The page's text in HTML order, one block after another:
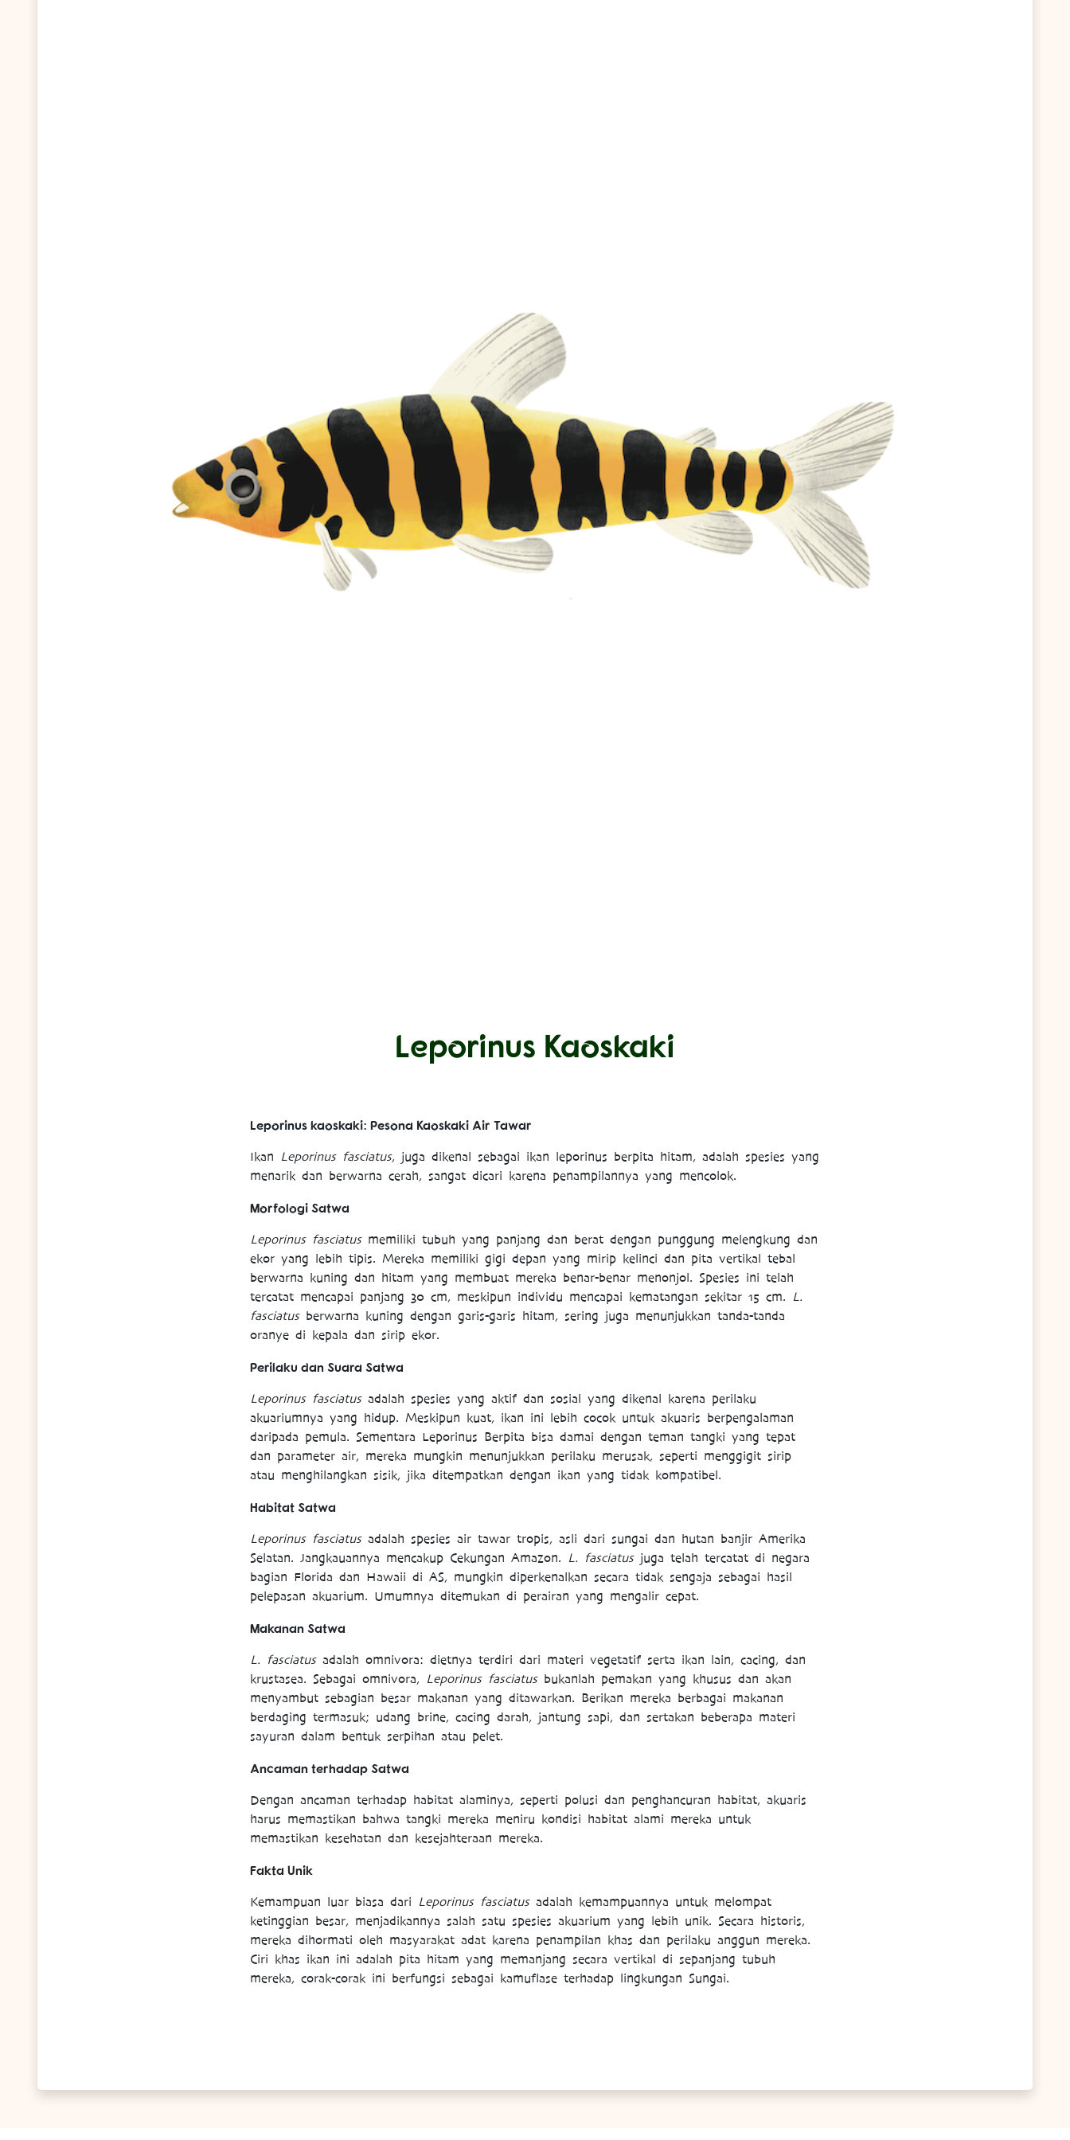
Leporinus Kaoskaki
Leporinus kaoskaki: Pesona Kaoskaki Air Tawar
Ikan Leporinus fasciatus, juga dikenal sebagai ikan leporinus berpita hitam, adalah spesies yang
menarik dan berwarna cerah, sangat dicari karena penampilannya yang mencolok.
Morfologi Satwa
Leporinus fasciatusmemiliki tubuh yang panjang dan berat dengan punggung melengkung dan
ekor yang lebih tipis. Mereka memiliki gigi depan yang mirip kelinci dan pita vertikal tebal
berwarna kuning dan hitam yang membuat mereka benar-benar menonjol. Spesies ini telah
tercatat mencapai panjang 30 cm, meskipun individu mencapai kematangan sekitar 15 cm.
L.
fasciatusberwarna kuning dengan garis-garis hitam, sering juga menunjukkan tanda-tanda
oranye di kepala dan sirip ekor.
Perilaku dan Suara Satwa
Leporinus fasciatusadalah spesies yang aktif dan sosial yang dikenal karena perilaku
akuariumnya yang hidup. Meskipun kuat, ikan ini lebih cocok untuk akuaris berpengalaman
daripada pemula. Sementara Leporinus Berpita bisa damai dengan teman tangki yang tepat
dan parameter air, mereka mungkin menunjukkan perilaku merusak, seperti menggigit sirip
atau menghilangkan sisik, jika ditempatkan dengan ikan yang tidak kompatibel.
Habitat Satwa
Leporinus fasciatusadalah spesies air tawar tropis, asli dari sungai dan hutan banjir Amerika
Selatan. Jangkauannya mencakup Cekungan Amazon.
L. fasciatusjuga telah tercatat di negara
bagian Florida dan Hawaii di AS, mungkin diperkenalkan secara tidak sengaja sebagai hasil
pelepasan akuarium. Umumnya ditemukan di perairan yang mengalir cepat.
Makanan Satwa
L. fasciatusadalah omnivora: dietnya terdiri dari materi vegetatif serta ikan lain, cacing, dan
krustasea. Sebagai omnivora,
Leporinus fasciatusbukanlah pemakan yang khusus dan akan
menyambut sebagian besar makanan yang ditawarkan. Berikan mereka berbagai makanan
berdaging termasuk; udang brine, cacing darah, jantung sapi, dan sertakan beberapa materi
sayuran dalam bentuk serpihan atau pelet.
Ancaman terhadap Satwa
Dengan ancaman terhadap habitat alaminya, seperti polusi dan penghancuran habitat, akuaris
harus memastikan bahwa tangki mereka meniru kondisi habitat alami mereka untuk
memastikan kesehatan dan kesejahteraan mereka.
Fakta Unik
Kemampuan luar biasa dari Leporinus fasciatusadalah kemampuannya untuk melompat
ketinggian besar, menjadikannya salah satu spesies akuarium yang lebih unik. Secara historis,
mereka dihormati oleh masyarakat adat karena penampilan khas dan perilaku anggun mereka.
Ciri khas ikan ini adalah pita hitam yang memanjang secara vertikal di sepanjang tubuh
mereka, corak-corak ini berfungsi sebagai kamuflase terhadap lingkungan Sungai.